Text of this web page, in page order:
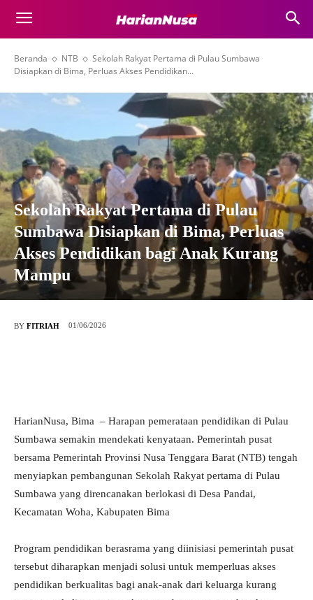
Beranda NTB
Sekolah Rakyat Pertama di Pulau Sumbawa
Disiapkan di Bima, Perluas Akses Pendidikan...
Sekolah Rakyat Pertama di Pulau
Sumbawa Disiapkan di Bima, Perluas
Akses Pendidikan bagi Anak Kurang
Mampu
BY FITRIAH 01/06/2026
HarianNusa, Bima – Harapan pemerataan pendidikan di Pulau
Sumbawa semakin mendekati kenyataan. Pemerintah pusat
bersama Pemerintah Provinsi Nusa Tenggara Barat (NTB) tengah
menyiapkan pembangunan Sekolah Rakyat pertama di Pulau
Sumbawa yang direncanakan berlokasi di Desa Pandai,
Kecamatan Woha, Kabupaten Bima
Program pendidikan berasrama yang diinisiasi pemerintah pusat
tersebut diharapkan menjadi solusi untuk memperluas akses
pendidikan berkualitas bagi anak-anak dari keluarga kurang